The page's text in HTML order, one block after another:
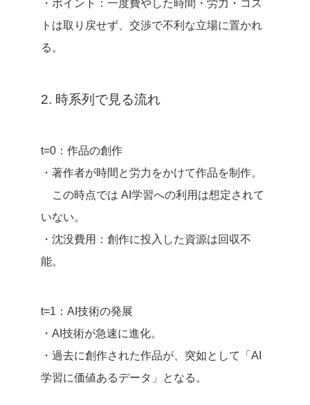
・ポイント：一度費やした時間・労力・コス
トは取り戻せず、交渉で不利な立場に置かれ
る。
2. 時系列で見る流れ
t=0：作品の創作
・著作者が時間と労力をかけて作品を制作。
この時点では AI学習への利用は想定されて
いない。
・沈没費用：創作に投入した資源は回収不
能。
t=1：AI技術の発展
・AI技術が急速に進化。
・過去に創作された作品が、突如として「AI
学習に価値あるデータ」となる。